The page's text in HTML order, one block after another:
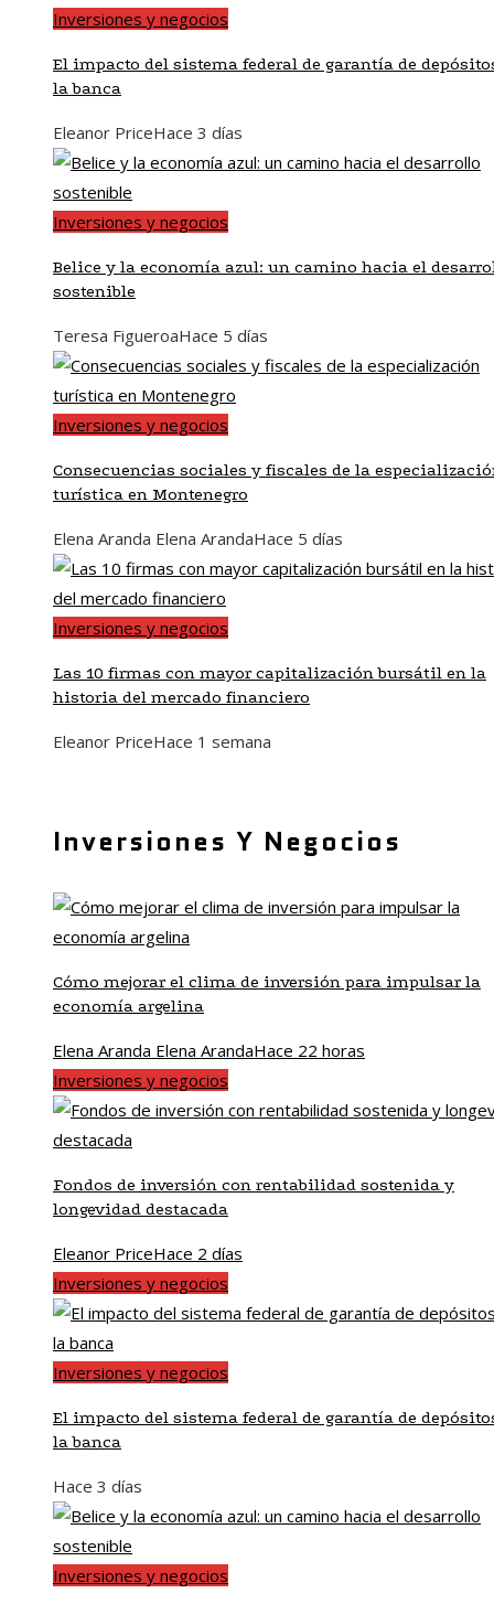
Inversiones y negocios
El impacto del sistema federal de garantía de
la banca
Eleanor PriceHace 3 días
Inversiones y negocios
Belice y la economía azul: un camino hacia el
sostenible
Teresa FigueroaHace 5 días
Inversiones y negocios
Consecuencias sociales y fiscales de la
turística en Montenegro
Elena Aranda Elena ArandaHace 5 días
Inversiones y negocios
Las 10 firmas con mayor capitalización bursátil en la
historia del mercado financiero
Eleanor PriceHace 1 semana
Inversiones Y Negocios
Cómo mejorar el clima de inversión para impulsar la
economía argelina
Elena Aranda Elena ArandaHace 22 horas
Inversiones y negocios
Fondos de inversión con rentabilidad sostenida y
longevidad destacada
Eleanor PriceHace 2 días
Inversiones y negocios
Inversiones y negocios
El impacto del sistema federal de garantía de
la banca
Hace 3 días
Inversiones y negocios